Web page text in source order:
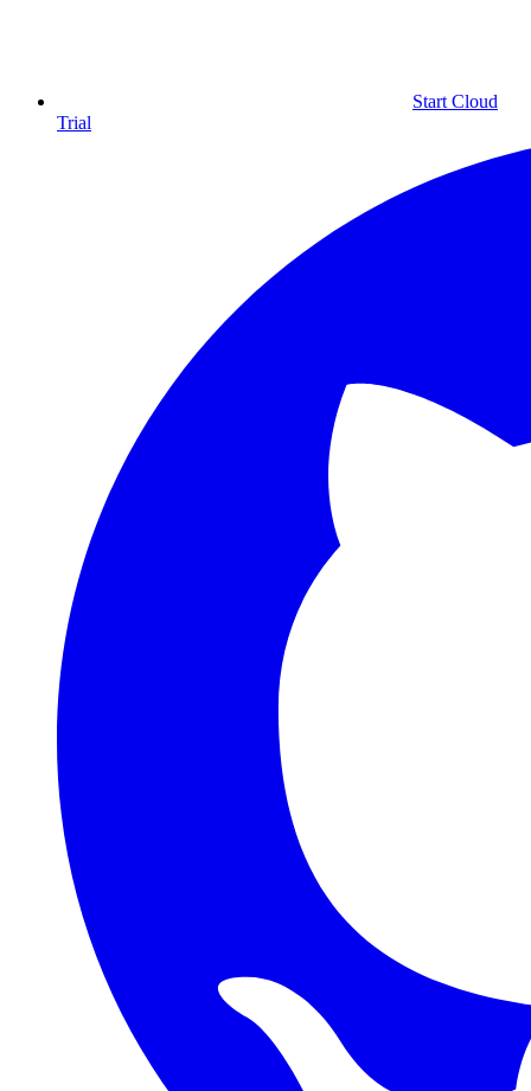
Start Cloud
Trial